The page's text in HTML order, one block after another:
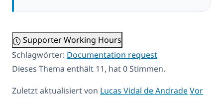
Supporter Working Hours
Schlagwörter: Documentation request
Dieses Thema enthält 11, hat 0 Stimmen.
Zuletzt aktualisiert von Lucas Vidal de AndradeVor